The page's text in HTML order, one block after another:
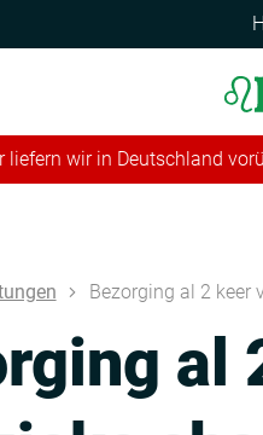
liefern wir in Deutschland
Bezorging al 2 keer
al